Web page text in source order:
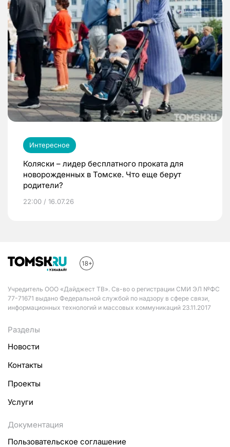
Интересное
Коляски – лидер бесплатного проката для
новорожденных в Томске. Что еще берут
родители?
22:00 / 16.07.26
Учредитель ООО «Дайджест ТВ». Св-во о регистрации СМИ ЭЛ №ФС
77-71671 выдано Федеральной службой по надзору в сфере связи,
информационных технологий и массовых коммуникаций 23.11.2017
Разделы
Новости
Контакты
Проекты
Услуги
Документация
Пользовательское соглашение